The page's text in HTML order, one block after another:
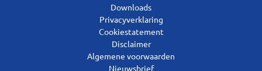
Downloads
Privacyverklaring
Cookiestatement
Disclaimer
Algemene voorwaarden
Nieuwsbrief